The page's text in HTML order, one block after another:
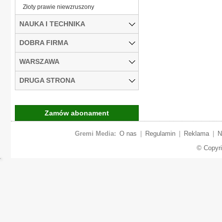
Złoty prawie niewzruszony
NAUKA I TECHNIKA
DOBRA FIRMA
WARSZAWA
DRUGA STRONA
Zamów abonament
Gremi Media: O nas Regulamin Reklama
©